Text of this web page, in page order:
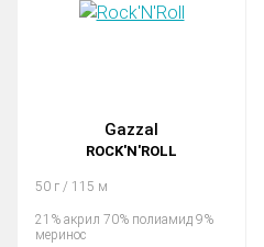
Gazzal
ROCK'N'ROLL
50 г / 115 м
21% акрил 70% полиамид 9%
меринос